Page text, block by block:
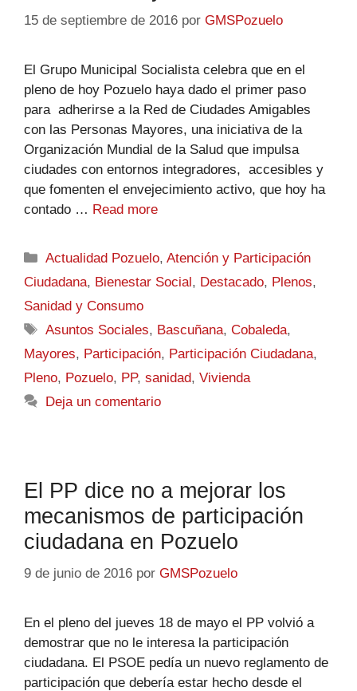
15 de septiembre de 2016 por GMSPozuelo
El Grupo Municipal Socialista celebra que en el
pleno de hoy Pozuelo haya dado el primer paso
para adherirse a la Red de Ciudades Amigables
con las Personas Mayores, una iniciativa de la
Organización Mundial de la Salud que impulsa
ciudades con entornos integradores, accesibles y
que fomenten el envejecimiento activo, que hoy ha
contado … Read more
Actualidad Pozuelo,Atención y Participación
Ciudadana, Bienestar Social , Destacado, Plenos,
Sanidad y Consumo
Asuntos Sociales, Bascuñana,Cobaleda,
Mayores, Participación, Participación Ciudadana,
Pleno, Pozuelo, PP, sanidad, Vivienda
Deja un comentario
El PP dice no a mejorar los
mecanismos de participación
ciudadana en Pozuelo
9 de junio de 2016 por GMSPozuelo
En el pleno del jueves 18 de mayo el PP volvió a
demostrar que no le interesa la participación
ciudadana. El PSOE pedía un nuevo reglamento de
participación que debería estar hecho desde el